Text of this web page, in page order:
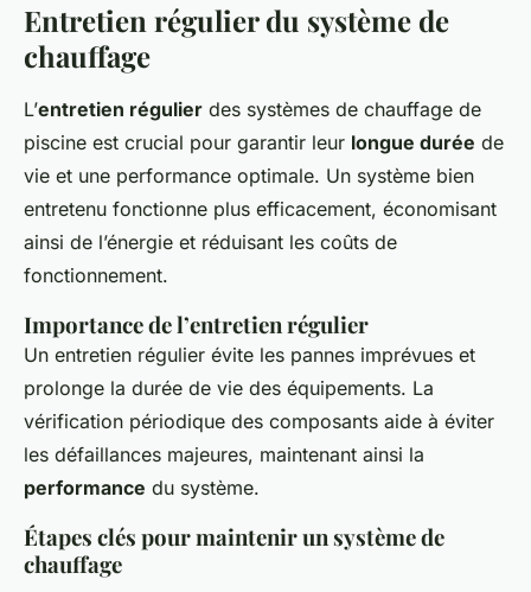
Entretien régulier du système de
chauffage
L’entretien régulier des systèmes de chauffage de
piscine est crucial pour garantir leur longue durée de
vie et une performance optimale. Un système bien
entretenu fonctionne plus efficacement, économisant
ainsi de l’énergie et réduisant les coûts de
fonctionnement.
Importance de l’entretien régulier
Un entretien régulier évite les pannes imprévues et
prolonge la durée de vie des équipements. La
vérification périodique des composants aide à éviter
les défaillances majeures, maintenant ainsi la
performance du système.
Étapes clés pour maintenir un système de
chauffage